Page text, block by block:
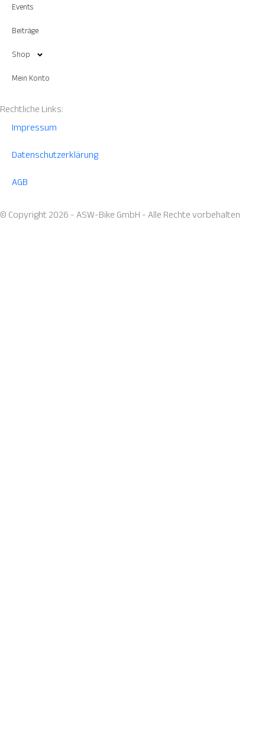
Events
Beiträge
Shop
Mein Konto
Rechtliche Links:
Impressum
Datenschutzerklärung
AGB
© Copyright 2026 - ASW-Bike GmbH - Alle Rechte vorbehalten